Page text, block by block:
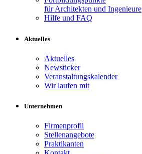
für Architekten und Ingenieure
Hilfe und FAQ
Aktuelles
Aktuelles
Newsticker
Veranstaltungskalender
Wir laufen mit
Unternehmen
Firmenprofil
Stellenangebote
Praktikanten